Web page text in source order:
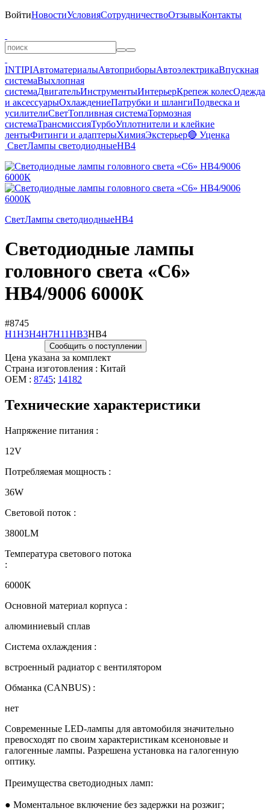
ВойтиНовостиУсловияСотрудничествоОтзывыКонтакты
INTIPIАвтоматериалыАвтоприборыАвтоэлектрикаВпускная
системаВыхлопная
системаДвигательИнструментыИнтерьерКрепеж колесОдежда
и аксессуарыОхлаждениеПатрубки и шлангиПодвеска и
усилителиСветТопливная системаТормозная
системаТрансмиссияТурбоУплотнители и клейкие
лентыФитинги и адаптерыХимияЭкстерьер🔴 Уценка
СветЛампы светодиодныеHB4
СветЛампы светодиодныеHB4
Светодиодные лампы
головного света «C6»
HB4/9006 6000К
#8745
H1H3H4H7H11HB3HB4
Сообщить о поступлении
Цена указана за комплект
Страна изготовления : Китай
OEM : 8745; 14182
Технические характеристики
Напряжение питания :
12V
Потребляемая мощность :
36W
Световой поток :
3800LM
Температура светового потока
:
6000K
Основной материал корпуса :
алюминиевый сплав
Система охлаждения :
встроенный радиатор с вентилятором
Обманка (CANBUS) :
нет
Современные LED-лампы для автомобиля значительно
превосходят по своим характеристикам ксеноновые и
галогенные лампы. Разрешена установка на галогенную
оптику.
Преимущества светодиодных ламп:
● Моментальное включение без задержки на розжиг;